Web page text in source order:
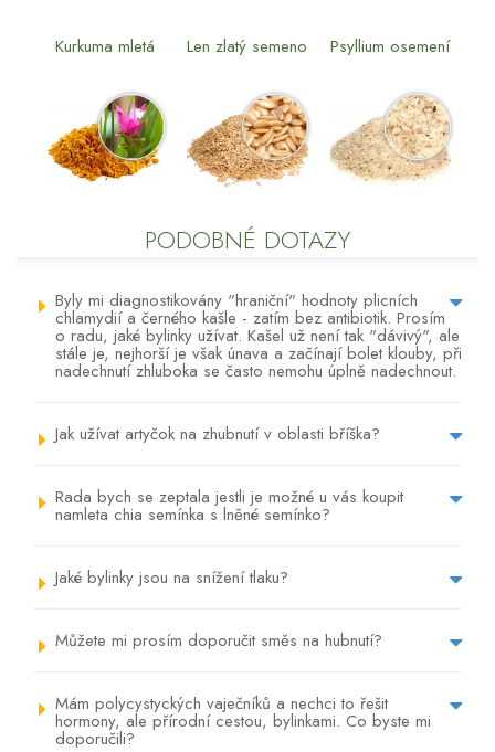
Kurkuma mletá Len zlatý semeno Psyllium osemení
PODOBNÉ DOTAZY
Byly mi diagnostikovány "hraniční" hodnoty plicních
chlamydií a černého kašle - zatím bez antibiotik. Prosím
o radu, jaké bylinky užívat. Kašel už není tak "dávivý", ale
stále je, nejhorší je však únava a začínají bolet klouby, při
nadechnutí zhluboka se často nemohu úplně nadechnout.
Jak užívat artyčok na zhubnutí v oblasti bříška?
Rada bych se zeptala jestli je možné u vás koupit
namleta chia semínka s lněné semínko?
Jaké bylinky jsou na snížení tlaku?
Můžete mi prosím doporučit směs na hubnutí?
Mám polycystyckých vaječníků a nechci to řešit
hormony, ale přírodní cestou, bylinkami. Co byste mi
doporučili?